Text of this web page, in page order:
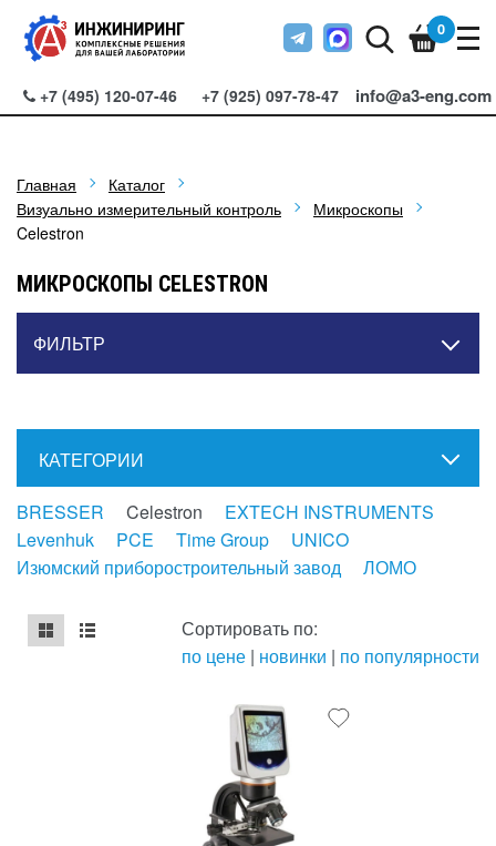
+7 (495) 120-07-46 +7 (925) 097-78-47 info@a3-eng.com
0
Главная
Каталог
Визуально измерительный контроль
Микроскопы
Celestron
МИКРОСКОПЫ CELESTRON
ФИЛЬТР
КАТЕГОРИИ
BRESSER Celestron
EXTECH INSTRUMENTS
Levenhuk
PCE Time Group
UNICO
Изюмский приборостроительный завод
ЛОМО
mse2_chunk_default
mse2_chunk_alternate
Сортировать по:
по цене | новинки | по популярности